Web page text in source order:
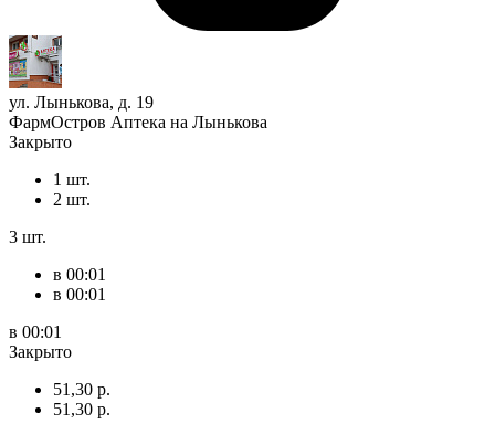
ул. Лынькова, д. 19
ФармОстров Аптека на Лынькова
Закрыто
1 шт.
2 шт.
3 шт.
в 00:01
в 00:01
в 00:01
Закрыто
51,30 р.
51,30 р.